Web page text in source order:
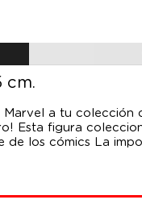
cm.
Marvel a tu
Esta figura
de los cómics La
alas premium
ofrece diferentes
15 cm son ideales